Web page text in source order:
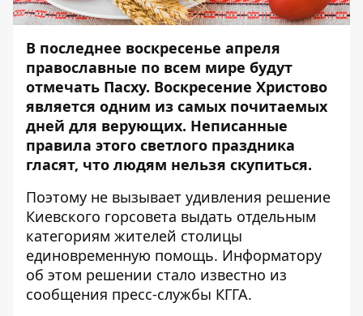
В последнее воскресенье апреля
православные по всем мире будут
отмечать Пасху. Воскресение Христово
является одним из самых почитаемых
дней для верующих. Неписанные
правила этого светлого праздника
гласят, что людям нельзя скупиться.
Поэтому не вызывает удивления решение
Киевского горсовета выдать отдельным
категориям жителей столицы
единовременную помощь. Информатору
об этом решении стало известно из
сообщения пресс-службы КГГА.